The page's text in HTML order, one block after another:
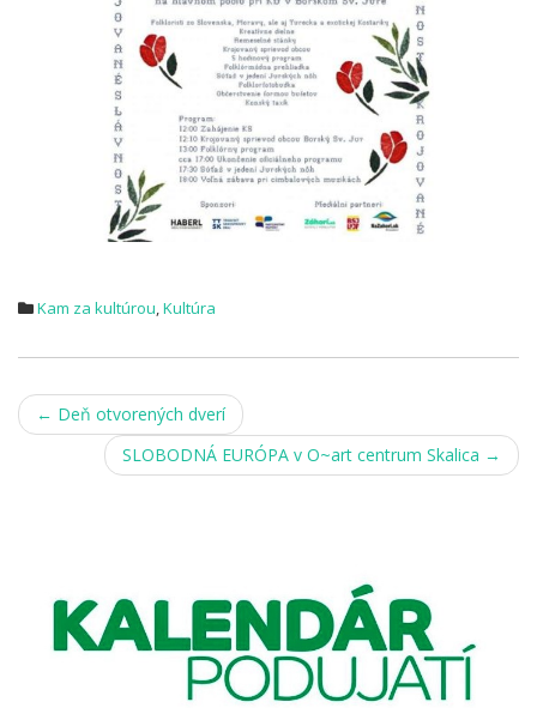
Kam za kultúrou,Kultúra
Post
navigation
← Deň otvorených dverí
SLOBODNÁ EURÓPA v O~art centrum Skalica →